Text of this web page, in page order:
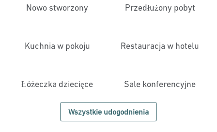
Nowo stworzony Przedłużony pobyt
Kuchnia w pokoju Restauracja w hotelu
Łóżeczka dziecięce Sale konferencyjne
Wszystkie udogodnienia